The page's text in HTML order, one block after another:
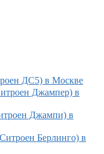
ДС5) в Москве
Джампер) в
Джампи) в
Берлинго) в